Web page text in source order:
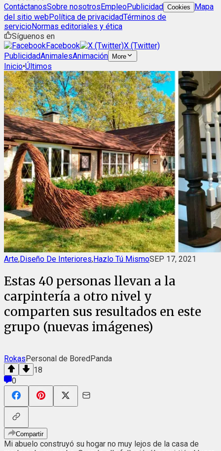
ContáctanosSobre nosotrosEmpleoPublicidad Cookies
Mapa
del sitio webPolítica de privacidadTérminos de
servicioNormas editoriales y ética
Síguenos en
Facebook
X (Twitter)
PublicidadAnimalesAnimación More
Inicio•Últimos
Arte,Diseño De Interiores,Hazlo Tú MismoSEP 17, 2021
Estas 40 personas llevan a la
carpintería a otro nivel y
comparten sus resultados en este
grupo (nuevas imágenes)
RokasPersonal de BoredPanda
18
0
Compartir
Mi abuelo construyó su hogar no muy lejos de la casa de